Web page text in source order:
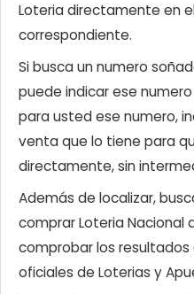
Loteria directamente en
correspondiente.
Si busca un numero
puede indicar ese
para usted ese numero,
venta que lo tiene para
directamente, sin
Además de localizar,
comprar Loteria Nacional
comprobar los
oficiales de Loterias y